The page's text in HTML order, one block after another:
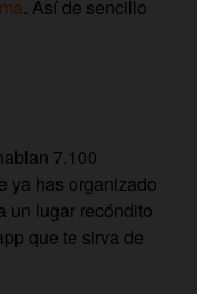
. Así de sencillo
7.100
ya has organizado
un lugar recóndito
que te sirva de